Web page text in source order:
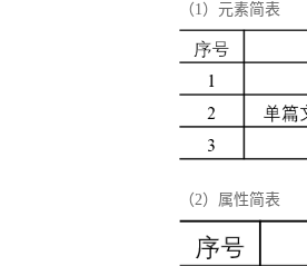
（1）元素简表
（2）属性简表